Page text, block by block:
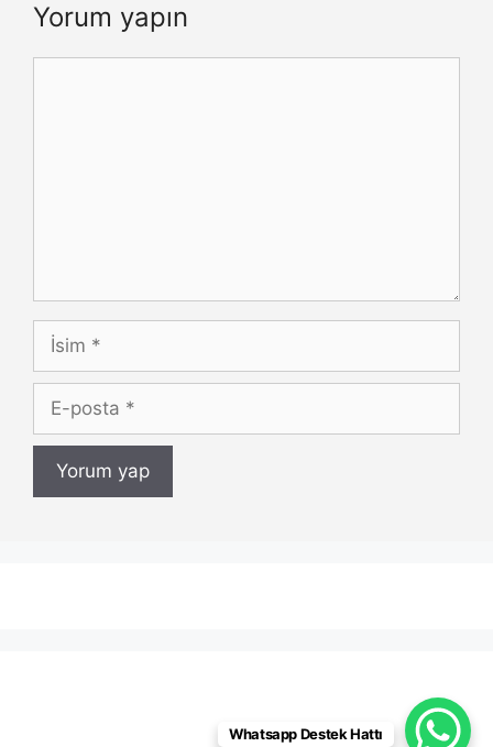
Yorum yapın
İsim
posta
Whatsapp Destek Hattı